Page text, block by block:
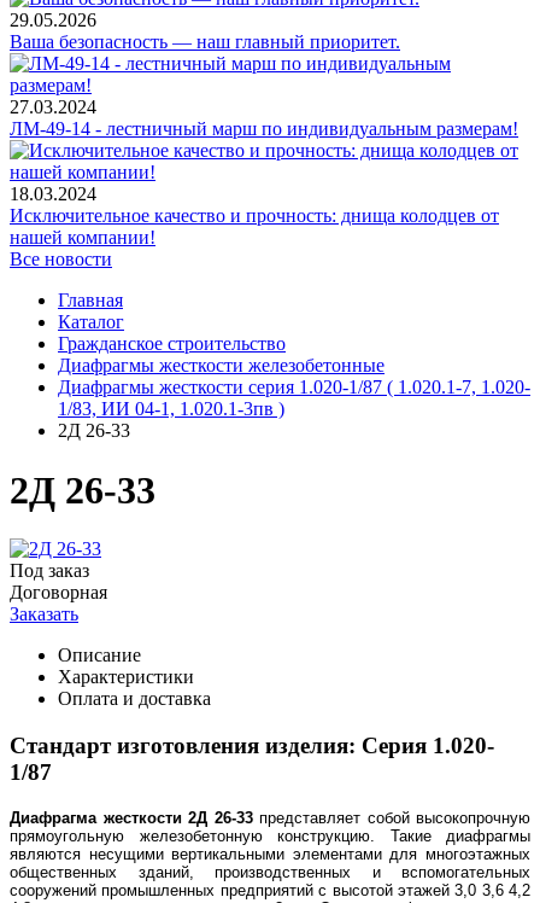
29.05.2026
Ваша безопасность — наш главный приоритет.
27.03.2024
ЛМ-49-14 - лестничный марш по индивидуальным размерам!
18.03.2024
Исключительное качество и прочность: днища колодцев от
нашей компании!
Все новости
Главная
Каталог
Гражданское строительство
Диафрагмы жесткости железобетонные
Диафрагмы жесткости серия 1.020-1/87 ( 1.020.1-7, 1.020-
1/83, ИИ 04-1, 1.020.1-3пв )
2Д 26-33
2Д 26-33
Под заказ
Договорная
Заказать
Описание
Характеристики
Оплата и доставка
Стандарт изготовления изделия: Серия 1.020-
1/87
Диафрагма жесткости 2Д 26-33 представляет собой высокопрочную
прямоугольную железобетонную конструкцию. Такие диафрагмы
являются несущими вертикальными элементами для многоэтажных
общественных зданий, производственных и вспомогательных
сооружений промышленных предприятий с высотой этажей 3,0 3,6 4,2